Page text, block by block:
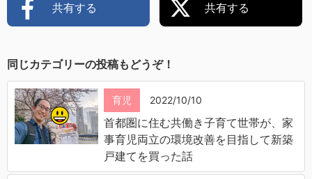
共有する 共有する
同じカテゴリーの投稿もどうぞ！
育児 2022/10/10
首都圏に住む共働き子育て世帯が、家
事育児両立の環境改善を目指して新築
戸建てを買った話